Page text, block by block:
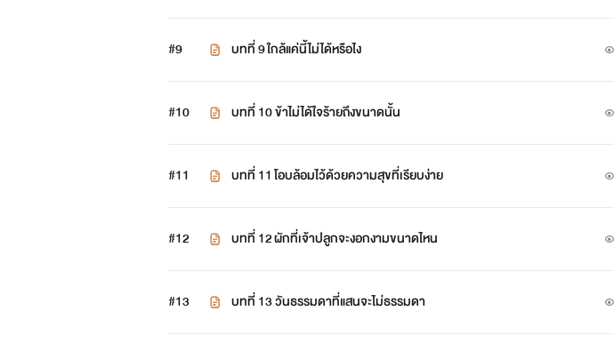
#9 บทที่ 9 ใกล้แค่นี้ไม่ได้หรือไง
#10 บทที่ 10 ข้าไม่ได้ใจร้ายถึงขนาดนั้น
#11 บทที่ 11 โอบล้อมไว้ด้วยความสุขที่เรียบง่าย
#12 บทที่ 12 ผักที่เจ้าปลูกจะงอกงามขนาดไหน
#13 บทที่ 13 วันธรรมดาที่แสนจะไม่ธรรมดา